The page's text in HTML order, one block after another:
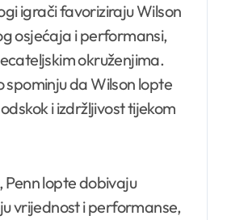
igrači favoriziraju Wilson
osjećaja i performansi,
okruženjima.
spominju da Wilson lopte
i izdržljivost tijekom
Penn lopte dobivaju
vrijednost i performanse,